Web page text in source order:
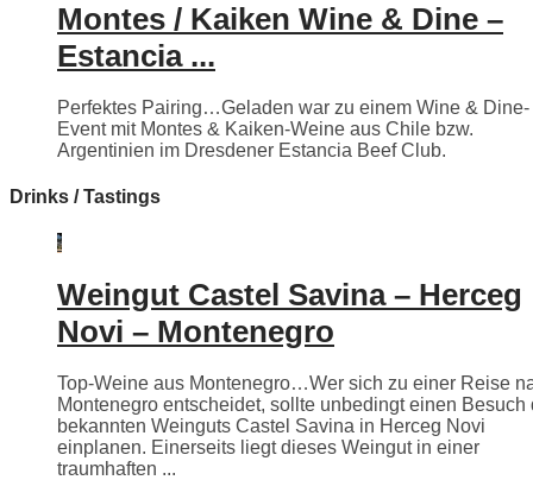
Montes / Kaiken Wine & Dine –
Estancia ...
Perfektes Pairing…Geladen war zu einem Wine & Dine-
Event mit Montes & Kaiken-Weine aus Chile bzw.
Argentinien im Dresdener Estancia Beef Club.
Drinks / Tastings
Weingut Castel Savina – Herceg
Novi – Montenegro
Top-Weine aus Montenegro…Wer sich zu einer Reise
Montenegro entscheidet, sollte unbedingt einen Besuch
bekannten Weinguts Castel Savina in Herceg Novi
einplanen. Einerseits liegt dieses Weingut in einer
traumhaften ...